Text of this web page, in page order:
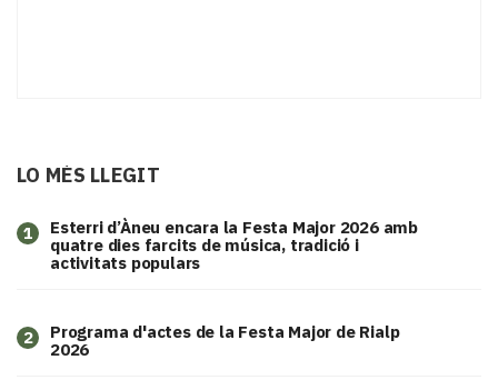
LO MÉS LLEGIT
1
Esterri d’Àneu encara la Festa Major 2026 amb
quatre dies farcits de música, tradició i
activitats populars
2
Programa d'actes de la Festa Major de Rialp
2026